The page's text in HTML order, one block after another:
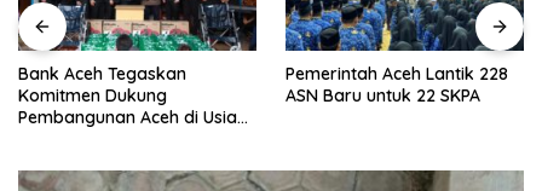
Bank Aceh Tegaskan
Komitmen Dukung
Pembangunan Aceh di Usia
Pemerintah Aceh Lantik 228
ASN Baru untuk 22 SKPA